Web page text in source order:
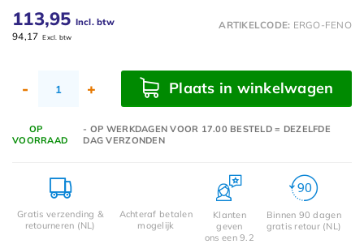
113,95 Incl. btw
94,17 Excl. btw
ARTIKELCODE: ERGO-FENO
- + Plaats in winkelwagen
OP
VOORRAAD
- OP WERKDAGEN VOOR 17.00 BESTELD = DEZELFDE
DAG VERZONDEN
Gratis verzending &
retourneren (NL)
Achteraf betalen
mogelijk
Klanten
geven
ons een 9.2
Binnen 90 dagen
gratis retour (NL)